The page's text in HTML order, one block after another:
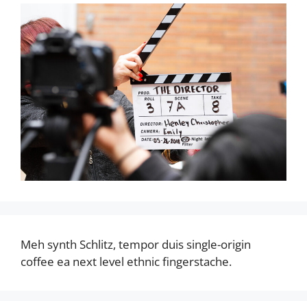
Meh synth Schlitz, tempor duis single-origin
coffee ea next level ethnic fingerstache.